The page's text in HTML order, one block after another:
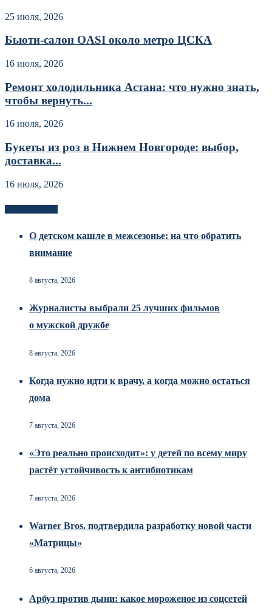
25 июля, 2026
Бьюти-салон OASI около метро ЦСКА
16 июля, 2026
Ремонт холодильника Астана: что нужно знать,
чтобы вернуть...
16 июля, 2026
Букеты из роз в Нижнем Новгороде: выбор,
доставка...
16 июля, 2026
О детском кашле в межсезонье: на что обратить
внимание
8 августа, 2026
Журналисты выбрали 25 лучших фильмов
о мужской дружбе
8 августа, 2026
Когда нужно идти к врачу, а когда можно остаться
дома
7 августа, 2026
«Это реально происходит»: у детей по всему миру
растёт устойчивость к антибиотикам
7 августа, 2026
Warner Bros. подтвердила разработку новой части
«Матрицы»
6 августа, 2026
Арбуз против дыни: какое мороженое из соцсетей